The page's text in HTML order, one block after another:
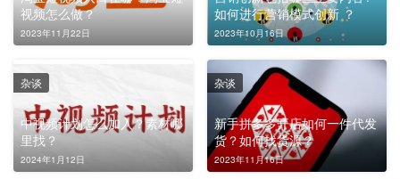
视频怎么做？
2023年11月22日
如何进行营销模式创新 ？
2023年10月16日
中视频计划怎么加入？素材哪
里找？
2024年1月12日
杂谈
新手拼多多开店如何一件代发
货？如何找货源？
2023年11月16日
杂谈